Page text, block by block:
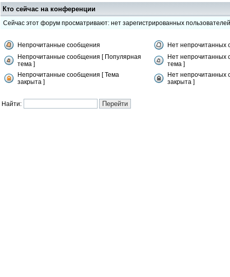
Кто сейчас на конференции
Сейчас этот форум просматривают: нет зарегистрированных пользователей
Непрочитанные сообщения
Нет непрочитанных
Непрочитанные сообщения [ Популярная
тема ]
Нет непрочитанных
тема ]
Непрочитанные сообщения [ Тема
закрыта ]
Нет непрочитанных
закрыта ]
Найти: